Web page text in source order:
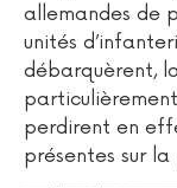
allemandes de
unités
débarquèrent,
perdirent en
présentes sur